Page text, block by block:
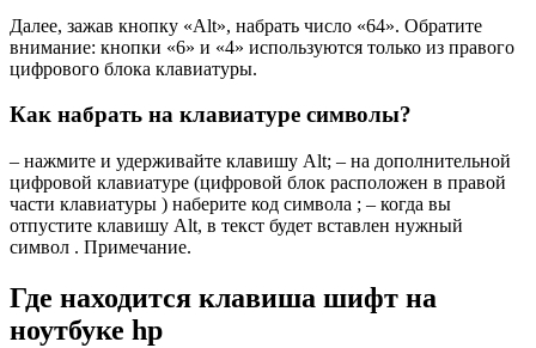
Далее, зажав кнопку «Alt», набрать число «64». Обратите
внимание: кнопки «6» и «4» используются только из правого
цифрового блока клавиатуры.
Как набрать на клавиатуре символы?
– нажмите и удерживайте клавишу Alt; – на дополнительной
цифровой клавиатуре (цифровой блок расположен в правой
части клавиатуры ) наберите код символа ; – когда вы
отпустите клавишу Alt, в текст будет вставлен нужный
символ . Примечание.
Где находится клавиша шифт на
ноутбуке hp